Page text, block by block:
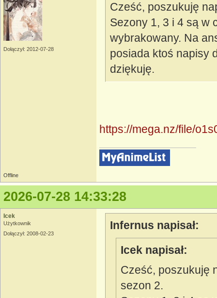
Dołączył: 2012-07-28
Cześć, poszukuję
Sezony 1, 3 i 4 są w
wybrakowany. Na
posiada ktoś napisy
dziękuję.
https://mega.nz/file/
Offline
2026-07-28 14:33:28
Icek
Użytkownik
Dołączył: 2008-02-23
Infernus napisał:
Icek napisał:
Cześć, poszukuję
sezon 2.